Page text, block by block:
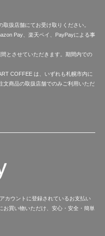
取扱店舗にてお受け取りください。
Pay、楽天ペイ、PayPayによる事
とさせていただきます。期間内での
COFFEE は、いずれも札幌市内に
文商品の取扱店舗でのみご利用いただ
カウントに登録されているお支払い
買い物いただけ、安心・安全・簡単